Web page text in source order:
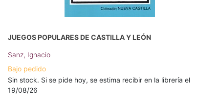
JUEGOS POPULARES DE CASTILLA Y LEÓN
Sanz, Ignacio
Bajo pedido
Sin stock. Si se pide hoy, se estima recibir en la librería el
19/08/26